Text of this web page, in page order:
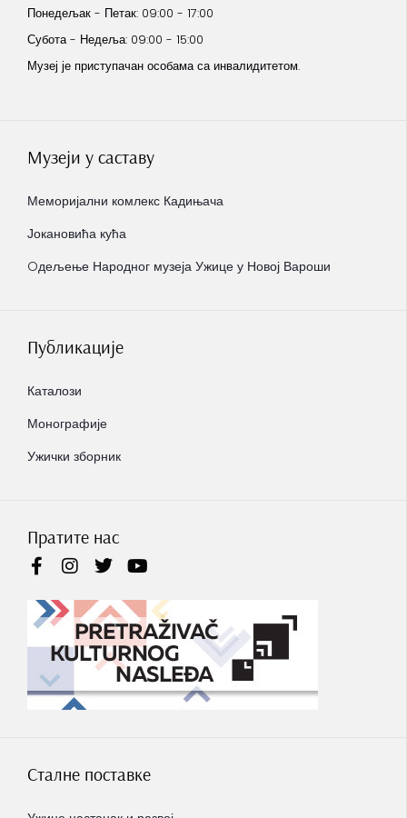
Понедељак - Петак: 09:00 - 17:00
Субота - Недеља: 09:00 - 15:00
Музеј је приступачан особама са инвалидитетом.
Музеји у саставу
Меморијални комлекс Кадињача
Јокановића кућа
Oдељење Народног музеја Ужице у Новој Вароши
Публикације
Каталози
Монографије
Ужички зборник
Пратите нас
Сталне поставке